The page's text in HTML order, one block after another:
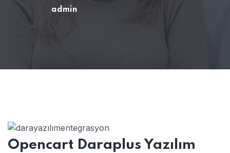
admin
Opencart Daraplus Yazılım